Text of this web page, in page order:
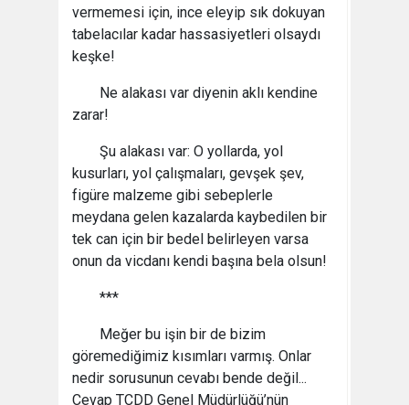
vermemesi için, ince eleyip sık dokuyan
tabelacılar kadar hassasiyetleri olsaydı
keşke!
Ne alakası var diyenin aklı kendine
zarar!
Şu alakası var: O yollarda, yol
kusurları, yol çalışmaları, gevşek şev,
figüre malzeme gibi sebeplerle
meydana gelen kazalarda kaybedilen bir
tek can için bir bedel belirleyen varsa
onun da vicdanı kendi başına bela olsun!
***
Meğer bu işin bir de bizim
göremediğimiz kısımları varmış. Onlar
nedir sorusunun cevabı bende değil...
Cevap TCDD Genel Müdürlüğü’nün